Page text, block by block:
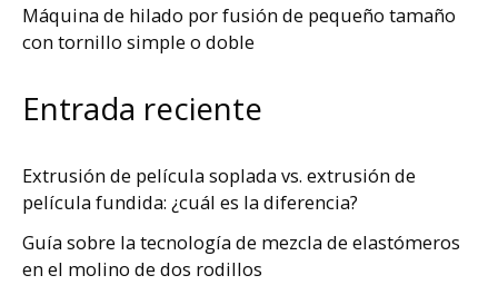
Máquina de hilado por fusión de pequeño tamaño
con tornillo simple o doble
Entrada reciente
Extrusión de película soplada vs. extrusión de
película fundida: ¿cuál es la diferencia?
Guía sobre la tecnología de mezcla de elastómeros
en el molino de dos rodillos